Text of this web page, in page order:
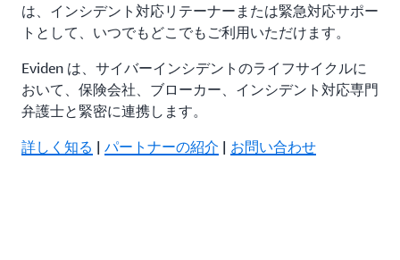
は、インシデント対応リテーナーまたは緊急対応サポー
トとして、いつでもどこでもご利用いただけます。
Eviden は、サイバーインシデントのライフサイクルに
おいて、保険会社、ブローカー、インシデント対応専門
弁護士と緊密に連携します。
詳しく知る | パートナーの紹介 | お問い合わせ